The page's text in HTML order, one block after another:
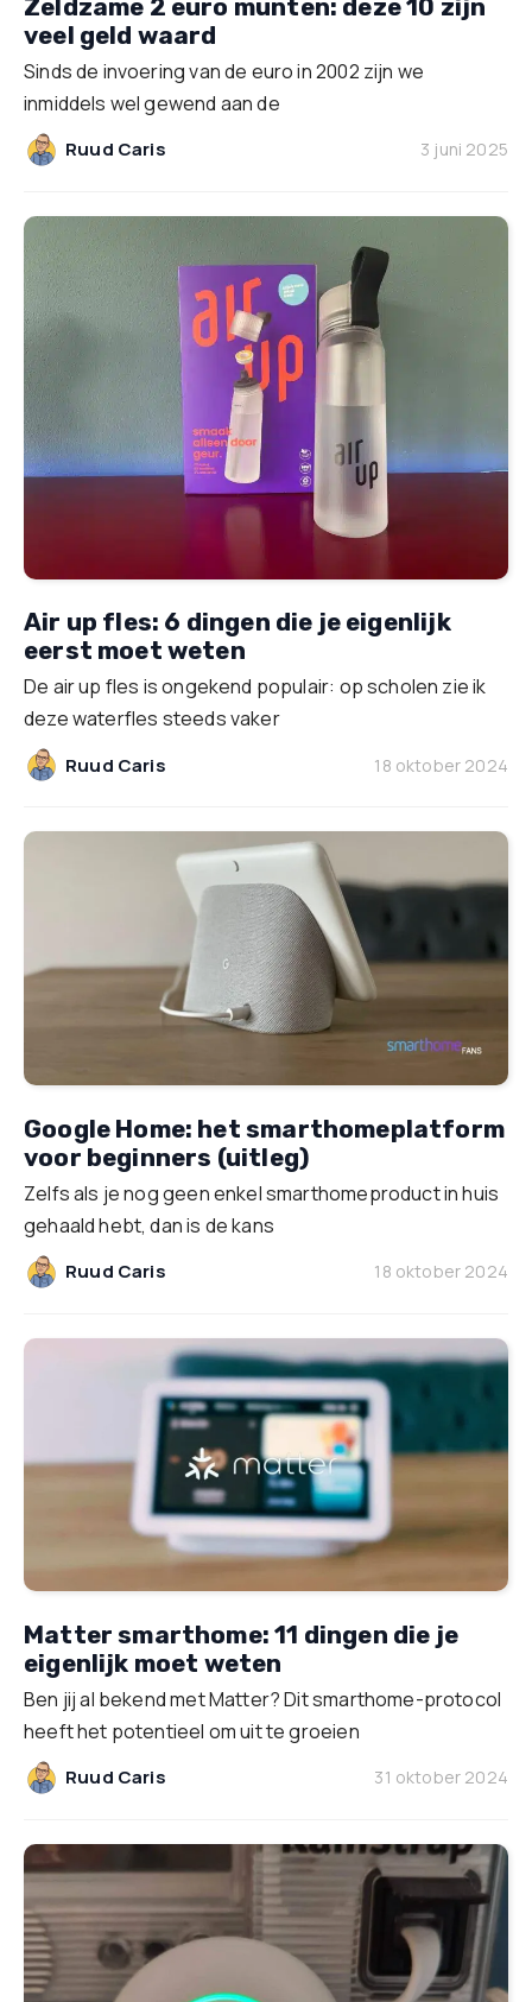
Zeldzame 2 euro munten: deze 10 zijn
veel geld waard
Sinds de invoering van de euro in 2002 zijn we
inmiddels wel gewend aan de
Ruud Caris 3 juni 2025
Air up fles: 6 dingen die je eigenlijk
eerst moet weten
De air up fles is ongekend populair: op scholen zie ik
deze waterfles steeds vaker
Ruud Caris 18 oktober 2024
Google Home: het smarthomeplatform
voor beginners (uitleg)
Zelfs als je nog geen enkel smarthomeproduct in huis
gehaald hebt, dan is de kans
Ruud Caris 18 oktober 2024
Matter smarthome: 11 dingen die je
eigenlijk moet weten
Ben jij al bekend met Matter? Dit smarthome-protocol
heeft het potentieel om uit te groeien
Ruud Caris 31 oktober 2024